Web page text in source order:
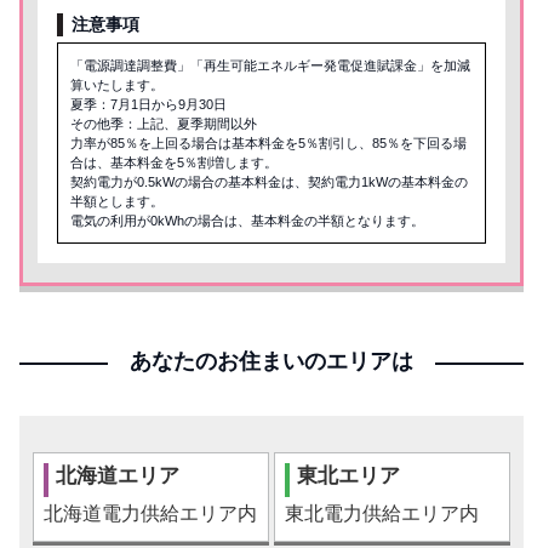
注意事項
「電源調達調整費」「再生可能エネルギー発電促進賦課金」を加減
算いたします。
夏季：7月1日から9月30日
その他季：上記、夏季期間以外
力率が85％を上回る場合は基本料金を5％割引し、85％を下回る場
合は、基本料金を5％割増します。
契約電力が0.5kWの場合の基本料金は、契約電力1kWの基本料金の
半額とします。
電気の利用が0kWhの場合は、基本料金の半額となります。
あなたのお住まいのエリアは
北海道エリア
北海道電力供給エリア内
東北エリア
東北電力供給エリア内